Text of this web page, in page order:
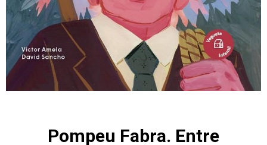
Pompeu Fabra. Entre